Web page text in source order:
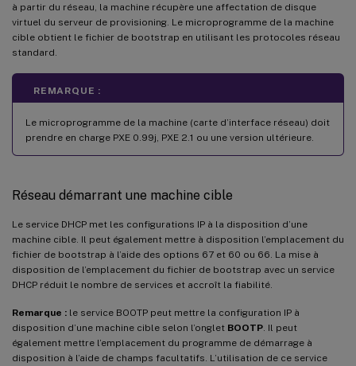
à partir du réseau, la machine récupère une affectation de disque
virtuel du serveur de provisioning. Le microprogramme de la machine
cible obtient le fichier de bootstrap en utilisant les protocoles réseau
standard.
REMARQUE :
Le microprogramme de la machine (carte d’interface réseau) doit
prendre en charge PXE 0.99j, PXE 2.1 ou une version ultérieure.
Réseau démarrant une machine cible
Le service DHCP met les configurations IP à la disposition d’une
machine cible. Il peut également mettre à disposition l’emplacement du
fichier de bootstrap à l’aide des options 67 et 60 ou 66. La mise à
disposition de l’emplacement du fichier de bootstrap avec un service
DHCP réduit le nombre de services et accroît la fiabilité.
Remarque : le service BOOTP peut mettre la configuration IP à
disposition d’une machine cible selon l’onglet BOOTP . Il peut
également mettre l’emplacement du programme de démarrage à
disposition à l’aide de champs facultatifs. L’utilisation de ce service